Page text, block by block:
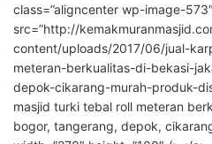
class=”aligncenter wp-image-573″
src=”http://
content/uploads/2017/06/jual-
meteran-berkualitas-di-bekasi-
depok-cikarang-murah-produk-
masjid turki tebal roll meteran
bogor, tangerang, depok,